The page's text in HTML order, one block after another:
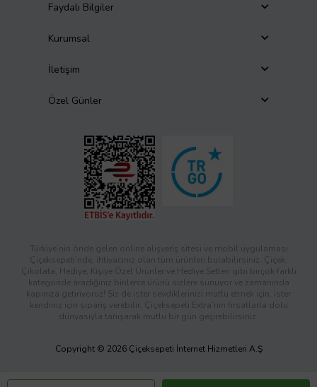
Faydalı Bilgiler
Kurumsal
İletişim
Özel Günler
Türkiye’nin önde gelen online alışveriş sitesi ve mobil uygulaması
Çiçeksepeti’nde, ihtiyacınız olan tüm ürünleri bulabilirsiniz. Çiçek,
Çikolata, Hediye, Kişiye Özel Ürünler ve Hediye Setleri gibi birçok farklı
kategoride aradığınız binlerce ürünü sizlere sunuyor ve zamanında
kapınıza getiriyoruz! Siz de ister sevdiklerinizi mutlu etmek için, ister
kendiniz için sipariş verebilir; Çiçeksepeti Extra’nın fırsatlarla dolu
dünyasıyla tanışarak mutlu bir gün geçirebilirsiniz.
Copyright © 2026 Çiçeksepeti İnternet Hizmetleri A.Ş